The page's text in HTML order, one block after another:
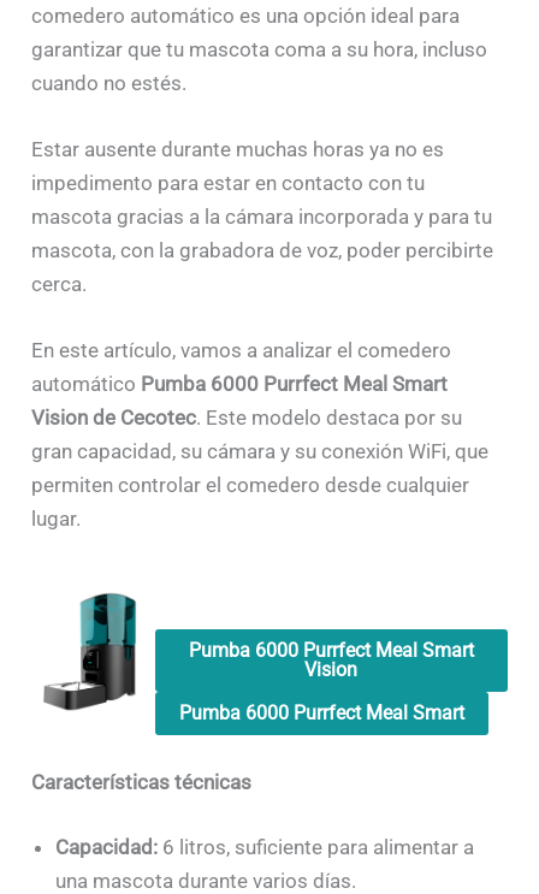
comedero automático es una opción ideal para
garantizar que tu mascota coma a su hora, incluso
cuando no estés.
Estar ausente durante muchas horas ya no es
impedimento para estar en contacto con tu
mascota gracias a la cámara incorporada y para tu
mascota, con la grabadora de voz, poder percibirte
cerca.
En este artículo, vamos a analizar el comedero
automático Pumba 6000 Purrfect Meal Smart
Vision de Cecotec. Este modelo destaca por su
gran capacidad, su cámara y su conexión WiFi, que
permiten controlar el comedero desde cualquier
lugar.
Pumba 6000 Purrfect Meal Smart
Vision
Pumba 6000 Purrfect Meal Smart
Características técnicas
Capacidad: 6 litros, suficiente para alimentar a
una mascota durante varios días.